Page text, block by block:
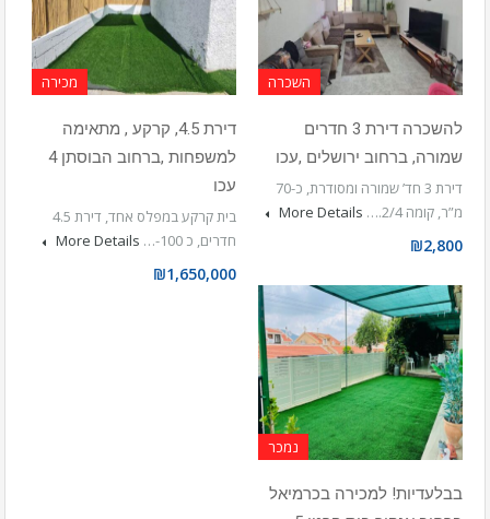
השכרה
להשכרה דירת 3 חדרים
שמורה, ברחוב ירושלים ,עכו
דירת 3 חד’ שמורה ומסודרת, כ-70
מ”ר, קומה 2/4.…
More Details
₪2,800
מכירה
דירת 4.5, קרקע , מתאימה
למשפחות ,ברחוב הבוסתן 4
עכו
בית קרקע במפלס אחד, דירת 4.5
חדרים, כ 100-…
More Details
₪1,650,000
נמכר
בבלעדיות! למכירה בכרמיאל